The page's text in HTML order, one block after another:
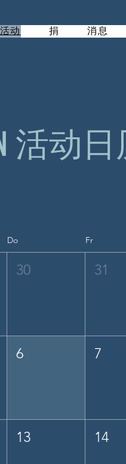
活动 捐 消息
活动日
Do Fr
30 31
6 7
13 14